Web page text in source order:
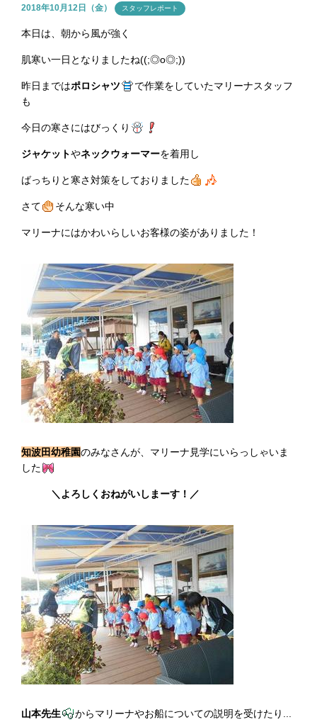
2018年10月12日（金） スタッフレポート
本日は、朝から風が強く
肌寒い一日となりましたね((;◎o◎;))
昨日まではポロシャツ
で作業をしていたマリーナスタッフ
も
今日の寒さにはびっくり
ジャケットやネックウォーマーを着用し
ばっちりと寒さ対策をしておりました
さて そんな寒い中
マリーナにはかわいらしいお客様の姿がありました！
知波田幼稚園のみなさんが、マリーナ見学にいらっしゃいま
した
＼よろしくおねがいしまーす！／
山本先生 からマリーナやお船についての説明を受けたり...